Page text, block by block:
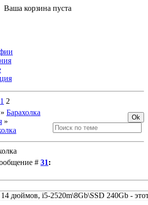
Ваша корзина пуста
1 2
» Барахолка
»
# 31:
дюймов, i5-2520m\8Gb\SSD 240Gb -